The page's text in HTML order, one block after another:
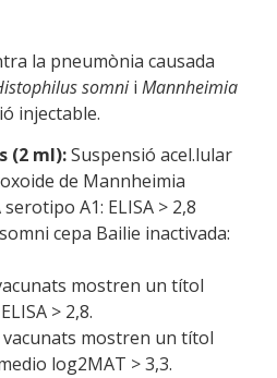
la pneumònia causada
somnii Mannheimia
injectable.
(2 ml):Suspensió acel.lular
de Mannheimia
A1: ELISA > 2,8
cepa Bailie inactivada:
mostren un títol
> 2,8.
mostren un títol
log2MAT > 3,3.